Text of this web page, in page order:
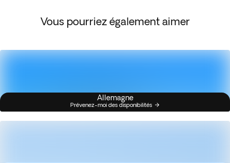
Vous pourriez également aimer
Allemagne
Prévenez-moi des disponibilités